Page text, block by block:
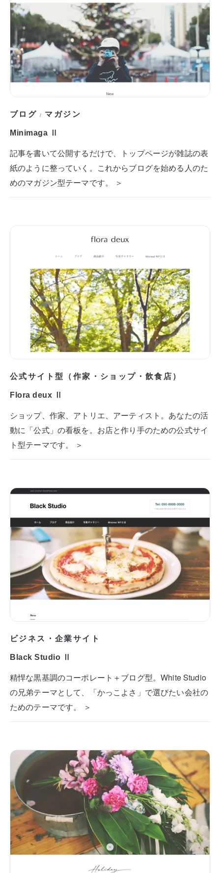
ブログ / マガジン
Minimaga Ⅱ
記事を書いて公開するだけで、トップページが雑誌の表
紙のように整っていく。これからブログを始める人のた
めのマガジン型テーマです。 ＞
公式サイト型（作家・ショップ・飲食店）
Flora deux Ⅱ
ショップ、作家、アトリエ、アーティスト。あなたの活
動に「公式」の看板を。お店と作り手のための公式サイ
ト型テーマです。 ＞
ビジネス・企業サイト
Black Studio Ⅱ
精悍な黒基調のコーポレート＋ブログ型。White Studio
の兄弟テーマとして、「かっこよさ」で選びたい会社の
ためのテーマです。 ＞